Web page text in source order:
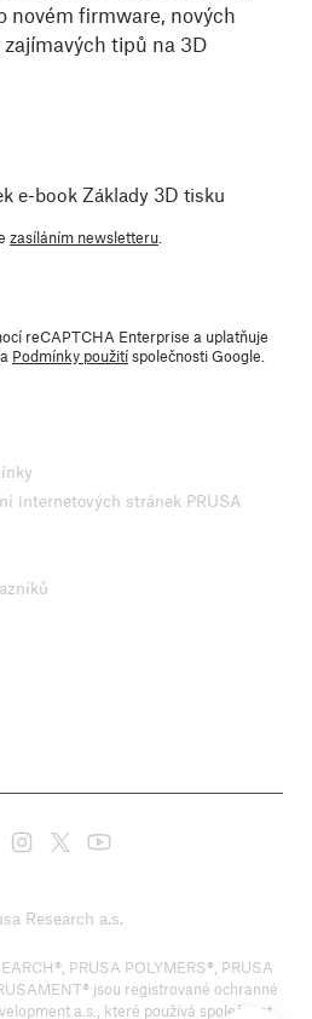
novém firmware, nových
tipů na 3D
e-book Základy 3D tisku
zasíláním newsletteru
reCAPTCHA Enterprise a uplatňuje
a Podmínky použitíspolečnosti Google.
internetových stránek PRUSA
Research a.s.
PRUSA POLYMERS®, PRUSA
jsou registrované ochranné
a.s., které používá společnost